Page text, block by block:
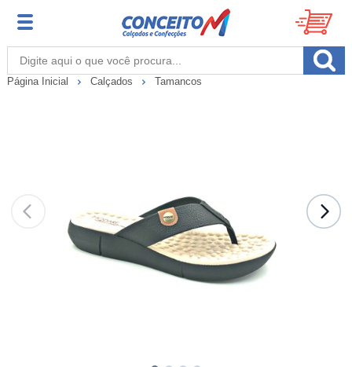
Página Inicial Calçados Tamancos